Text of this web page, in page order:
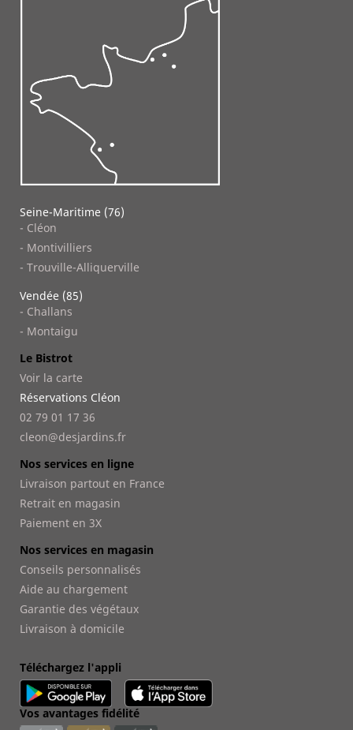
Seine-Maritime (76)
- Cléon
- Montivilliers
- Trouville-Alliquerville
Vendée (85)
- Challans
- Montaigu
Le Bistrot
Voir la carte
Réservations Cléon
02 79 01 17 36
cleon@desjardins.fr
Nos services en ligne
Livraison partout en France
Retrait en magasin
Paiement en 3X
Nos services en magasin
Conseils personnalisés
Aide au chargement
Garantie des végétaux
Livraison à domicile
Téléchargez l'appli
Vos avantages fidélité